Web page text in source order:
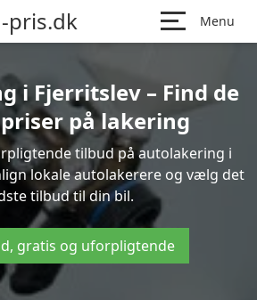
pris.dk Menu
i Fjerritslev – Find de
på lakering
tilbud på autolakering i
lokale autolakerere og vælg det
tilbud til din bil.
gratis og uforpligtende